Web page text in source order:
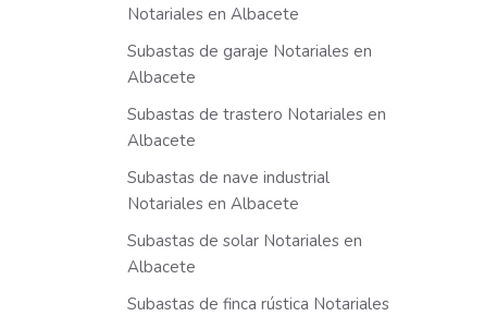
Notariales en Albacete
Subastas de garaje Notariales en
Albacete
Subastas de trastero Notariales en
Albacete
Subastas de nave industrial
Notariales en Albacete
Subastas de solar Notariales en
Albacete
Subastas de finca rústica Notariales